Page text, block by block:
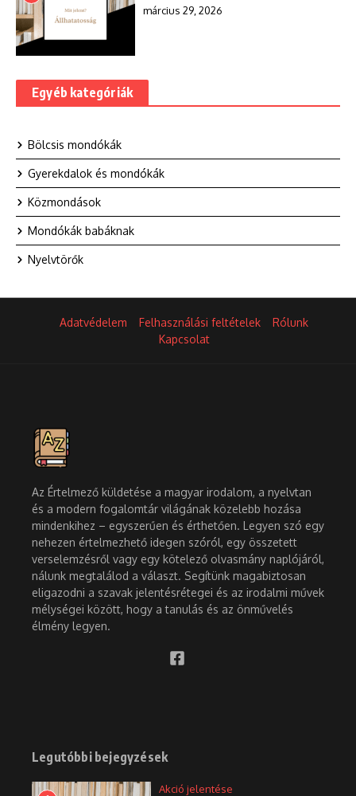
március 29, 2026
Egyéb kategóriák
Bölcsis mondókák
Gyerekdalok és mondókák
Közmondások
Mondókák babáknak
Nyelvtörők
Adatvédelem Felhasználási feltételek
Rólunk
Kapcsolat
Az Értelmező küldetése a magyar irodalom, a nyelvtan
és a modern fogalomtár világának közelebb hozása
mindenkihez – egyszerűen és érthetően. Legyen szó egy
nehezen értelmezhető idegen szóról, egy összetett
verselemzésről vagy egy kötelező olvasmány naplójáról,
nálunk megtalálod a választ. Segítünk magabiztosan
eligazodni a szavak jelentésrétegei és az irodalmi művek
mélységei között, hogy a tanulás és az önművelés
élmény legyen.
Legutóbbi bejegyzések
Akció jelentése